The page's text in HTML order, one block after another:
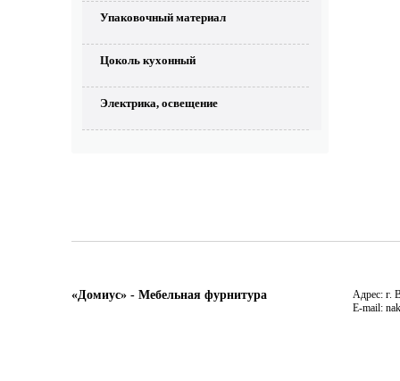
Упаковочный материал
Цоколь кухонный
Электрика, освещение
«Домиус» - Мебельная фурнитура
Адрес: г.
E-mail: